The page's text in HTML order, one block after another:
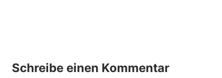
Schreibe einen Kommentar